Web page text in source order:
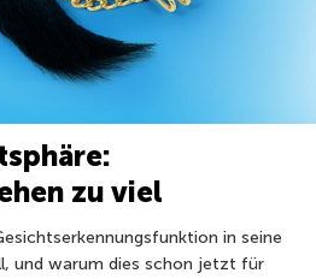
zu viel
in seine
und warum dies schon jetzt für